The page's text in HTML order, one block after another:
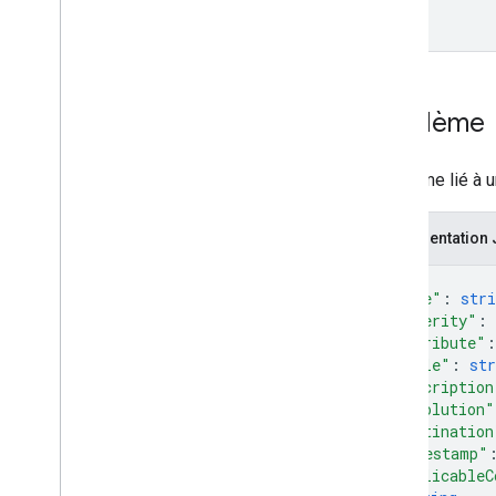
Problème
Problème lié à
Représentation
"type" :
"severity" :
"attribute" :
"title" :
"resolution"
"timestamp" :